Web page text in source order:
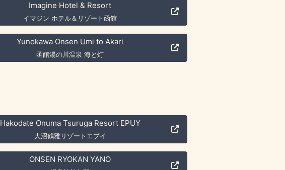
Imagine Hotel & Resort
イマジン ホテル＆リゾート函館
Yunokawa Onsen Umi to Akari
函館湯の川温泉 海と灯
Hakodate Onuma Tsuruga Resort EPUY
大沼鶴雅リゾートエプイ
ONSEN RYOKAN YANO